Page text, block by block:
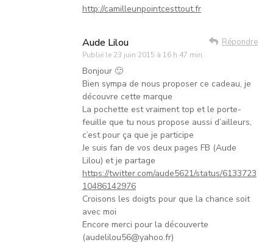
http://camilleunpointcesttout.fr
Aude Lilou
Publié le 23 juin 2015 à 16 h 47 min
Répondre
Bonjour 🙂
Bien sympa de nous proposer ce cadeau, je
découvre cette marque
La pochette est vraiment top et le porte-
feuille que tu nous propose aussi d’ailleurs,
c’est pour ça que je participe
Je suis fan de vos deux pages FB (Aude
Lilou) et je partage
https://twitter.com/aude5621/status/6133723
10486142976
Croisons les doigts pour que la chance soit
avec moi
Encore merci pour la découverte
(audelilou56@yahoo.fr)